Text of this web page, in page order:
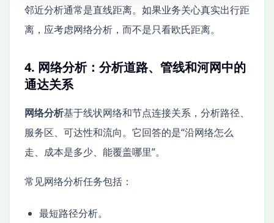
邻近分析通常是直线距离。如果业务关心真实出行距
离，应考虑网络分析，而不是只看欧氏距离。
4. 网络分析：分析道路、管线和河网中的
通达关系
网络分析基于线状网络和节点连接关系，分析路径、
服务区、可达性和流向。它回答的是“沿网络怎么
走、成本是多少、能覆盖哪里”。
常见网络分析任务包括：
最短路径分析。